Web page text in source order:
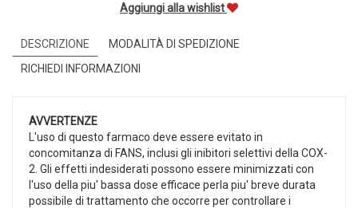
Aggiungi alla wishlist
DESCRIZIONE
MODALITÀ DI SPEDIZIONE
RICHIEDI INFORMAZIONI
AVVERTENZE
L'uso di questo farmaco deve essere evitato in
concomitanza di FANS, inclusi gli inibitori selettivi della COX-
2. Gli effetti indesiderati possono essere minimizzati con
l'uso della piu' bassa dose efficace perla piu' breve durata
possibile di trattamento che occorre per controllare i